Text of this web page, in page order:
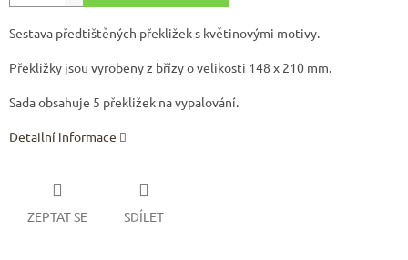
Sestava předtištěných překližek s květinovými motivy.
Překližky jsou vyrobeny z břízy o velikosti 148 x 210 mm.
Sada obsahuje 5 překližek na vypalování.
Detailní informace
ZEPTAT SE SDÍLET